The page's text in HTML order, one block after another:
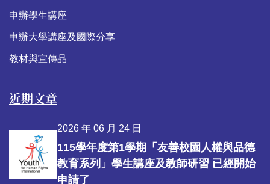
申辦學生講座
申辦大學講座及國際分享
教材與宣傳品
近期文章
2026 年 06 月 24 日
115學年度第1學期「友善校園人權與品德
教育系列」學生講座及教師研習 已經開始
申請了